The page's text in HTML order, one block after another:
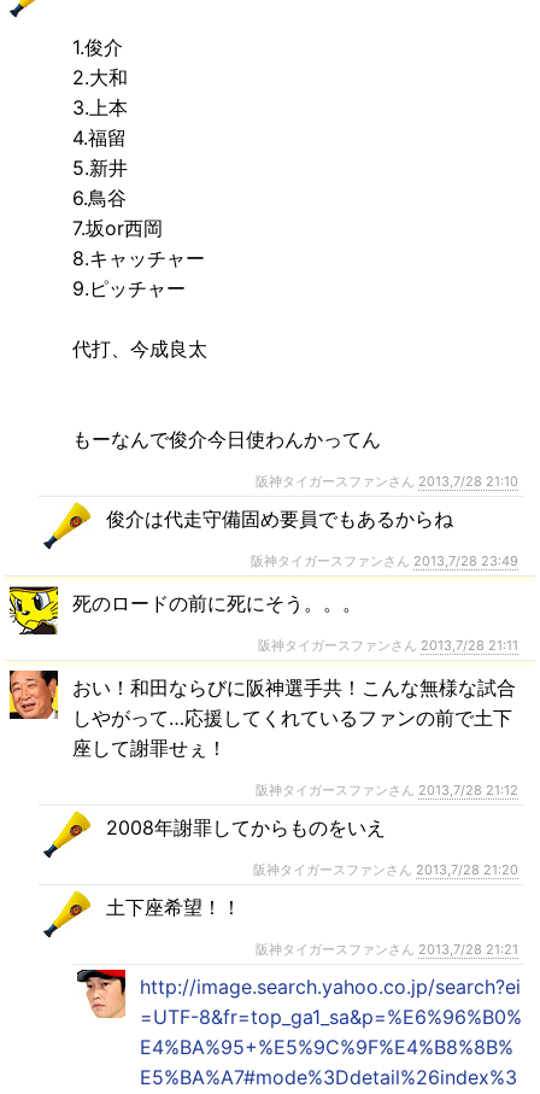
1.俊介
2.大和
3.上本
4.福留
5.新井
6.鳥谷
7.坂or西岡
8.キャッチャー
9.ピッチャー
代打、今成良太
もーなんで俊介今日使わんかってん
阪神タイガースファンさん 2013,7/28 21:10
俊介は代走守備固め要員でもあるからね
阪神タイガースファンさん 2013,7/28 23:49
死のロードの前に死にそう。。。
阪神タイガースファンさん 2013,7/28 21:11
おい！和田ならびに阪神選手共！こんな無様な試合
しやがって…応援してくれているファンの前で土下
座して謝罪せぇ！
阪神タイガースファンさん 2013,7/28 21:12
2008年謝罪してからものをいえ
阪神タイガースファンさん 2013,7/28 21:20
土下座希望！！
阪神タイガースファンさん 2013,7/28 21:21
http://image.search.yahoo.co.jp/search?ei
=UTF-8&fr=top_ga1_sa&p=%E6%96%B0%
E4%BA%95+%E5%9C%9F%E4%B8%8B%
E5%BA%A7#mode%3Ddetail%26index%3